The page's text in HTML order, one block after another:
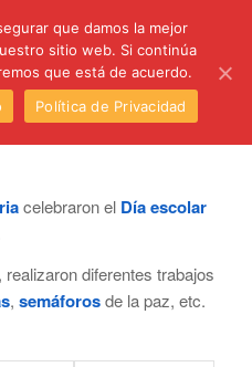
celebraron el Día escolar
diferentes trabajos
, semáforosde la paz, etc.
que damos la mejor
sitio web. Si continúa
que está de acuerdo.
Política de Privacidad